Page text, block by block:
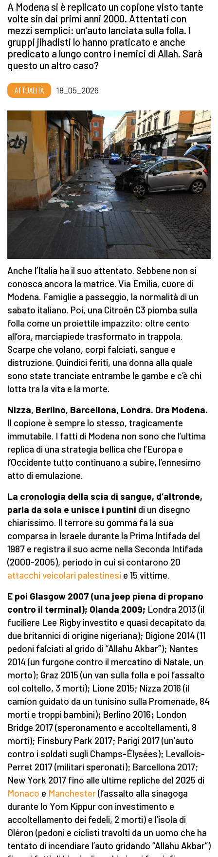
A Modena si è replicato un copione visto tante
volte sin dai primi anni 2000. Attentati con
mezzi semplici: un'auto lanciata sulla folla. I
gruppi jihadisti lo hanno praticato e anche
predicato a lungo contro i nemici di Allah. Sarà
questo un altro caso?
ATTUALITÀ 18_05_2026
Anche l’Italia ha il suo attentato. Sebbene non si
conosca ancora la matrice. Via Emilia, cuore di
Modena. Famiglie a passeggio, la normalità di un
sabato italiano. Poi, una Citroën C3 piomba sulla
folla come un proiettile impazzito: oltre cento
all’ora, marciapiede trasformato in trappola.
Scarpe che volano, corpi falciati, sangue e
distruzione. Quindici feriti, una donna alla quale
sono state tranciate entrambe le gambe e c’è chi
lotta tra la vita e la morte.
Nizza, Berlino, Barcellona, Londra. Ora Modena.
Il copione è sempre lo stesso, tragicamente
immutabile. I fatti di Modena non sono che l’ultima
replica di una strategia bellica che l’Europa e
l’Occidente tutto continuano a subire, l’ennesimo
atto di emulazione.
La cronologia della scia di sangue, d’altronde,
parla da sola e unisce i puntini di un disegno
chiarissimo. Il terrore su gomma fa la sua
comparsa in Israele durante la Prima Intifada del
1987 e registra il suo acme nella Seconda Intifada
(2000-2005), periodo in cui si contarono 20
attacchi veicolari palestinesi e 15 vittime.
E poi Glasgow 2007 (una jeep piena di propano
contro il terminal); Olanda 2009; Londra 2013 (il
fuciliere Lee Rigby investito e quasi decapitato da
due britannici di origine nigeriana); Digione 2014 (11
pedoni falciati al grido di “Allahu Akbar”); Nantes
2014 (un furgone contro il mercatino di Natale, un
morto); Graz 2015 (un van sulla folla e poi l’assalto
col coltello, 3 morti); Lione 2015; Nizza 2016 (il
camion guidato da un tunisino sulla Promenade, 84
morti e troppi bambini); Berlino 2016; London
Bridge 2017 (speronamento e accoltellamenti, 8
morti); Finsbury Park 2017; Parigi 2017 (un’auto
contro i soldati sugli Champs-Élysées); Levallois-
Perret 2017 (militari speronati); Barcellona 2017;
New York 2017 fino alle ultime repliche del 2025 di
Monaco e Manchester(l’assalto alla sinagoga
durante lo Yom Kippur con investimento e
accoltellamento dei fedeli, 2 morti) e l’isola di
Oléron (pedoni e ciclisti travolti da un uomo che ha
tentato di incendiare l’auto gridando “Allahu Akbar”)